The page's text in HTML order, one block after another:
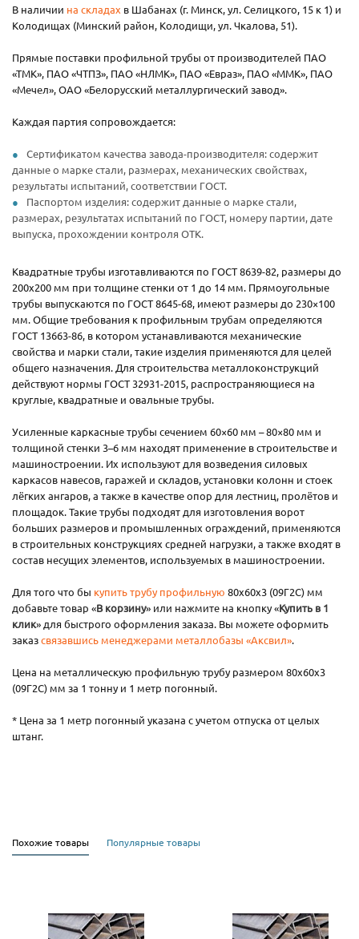
В наличии на складах в Шабанах (г. Минск, ул. Селицкого, 15 к 1) и
Колодищах (Минский район, Колодищи, ул. Чкалова, 51).
Прямые поставки профильной трубы от производителей ПАО
«ТМК», ПАО «ЧТПЗ», ПАО «НЛМК», ПАО «Евраз», ПАО «ММК», ПАО
«Мечел», ОАО «Белорусский металлургический завод».
Каждая партия сопровождается:
Сертификатом качества завода-производителя: содержит
данные о марке стали, размерах, механических свойствах,
результаты испытаний, соответствии ГОСТ.
Паспортом изделия: содержит данные о марке стали,
размерах, результатах испытаний по ГОСТ, номеру партии, дате
выпуска, прохождении контроля ОТК.
Квадратные трубы изготавливаются по ГОСТ 8639-82, размеры до
200х200 мм при толщине стенки от 1 до 14 мм. Прямоугольные
трубы выпускаются по ГОСТ 8645-68, имеют размеры до 230×100
мм. Общие требования к профильным трубам определяются
ГОСТ 13663-86, в котором устанавливаются механические
свойства и марки стали, такие изделия применяются для целей
общего назначения. Для строительства металлоконструкций
действуют нормы ГОСТ 32931-2015, распространяющиеся на
круглые, квадратные и овальные трубы.
Усиленные каркасные трубы сечением 60×60 мм – 80×80 мм и
толщиной стенки 3–6 мм находят применение в строительстве и
машиностроении. Их используют для возведения силовых
каркасов навесов, гаражей и складов, установки колонн и стоек
лёгких ангаров, а также в качестве опор для лестниц, пролётов и
площадок. Такие трубы подходят для изготовления ворот
больших размеров и промышленных ограждений, применяются
в строительных конструкциях средней нагрузки, а также входят в
состав несущих элементов, используемых в машиностроении.
Для того что бы купить трубу профильную 80х60х3 (09Г2С) мм
добавьте товар «В корзину» или нажмите на кнопку «Купить в 1
клик» для быстрого оформления заказа. Вы можете оформить
заказсвязавшись менеджерами металлобазы «Аксвил».
Цена на металлическую профильную трубу размером 80х60х3
(09Г2С) мм за 1 тонну и 1 метр погонный.
* Цена за 1 метр погонный указана с учетом отпуска от целых
штанг.
Похожие товары Популярные товары